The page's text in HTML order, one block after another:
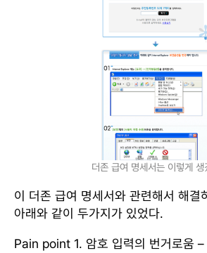
더존 급여 명세서는 이렇게 생
이 더존 급여 명세서와 관련해서 해결
아래와 같이 두가지가 있었다.
Pain point 1. 암호 입력의 번거로움 –